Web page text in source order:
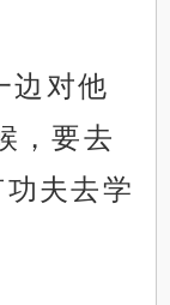
边对他
，要去
夫去学